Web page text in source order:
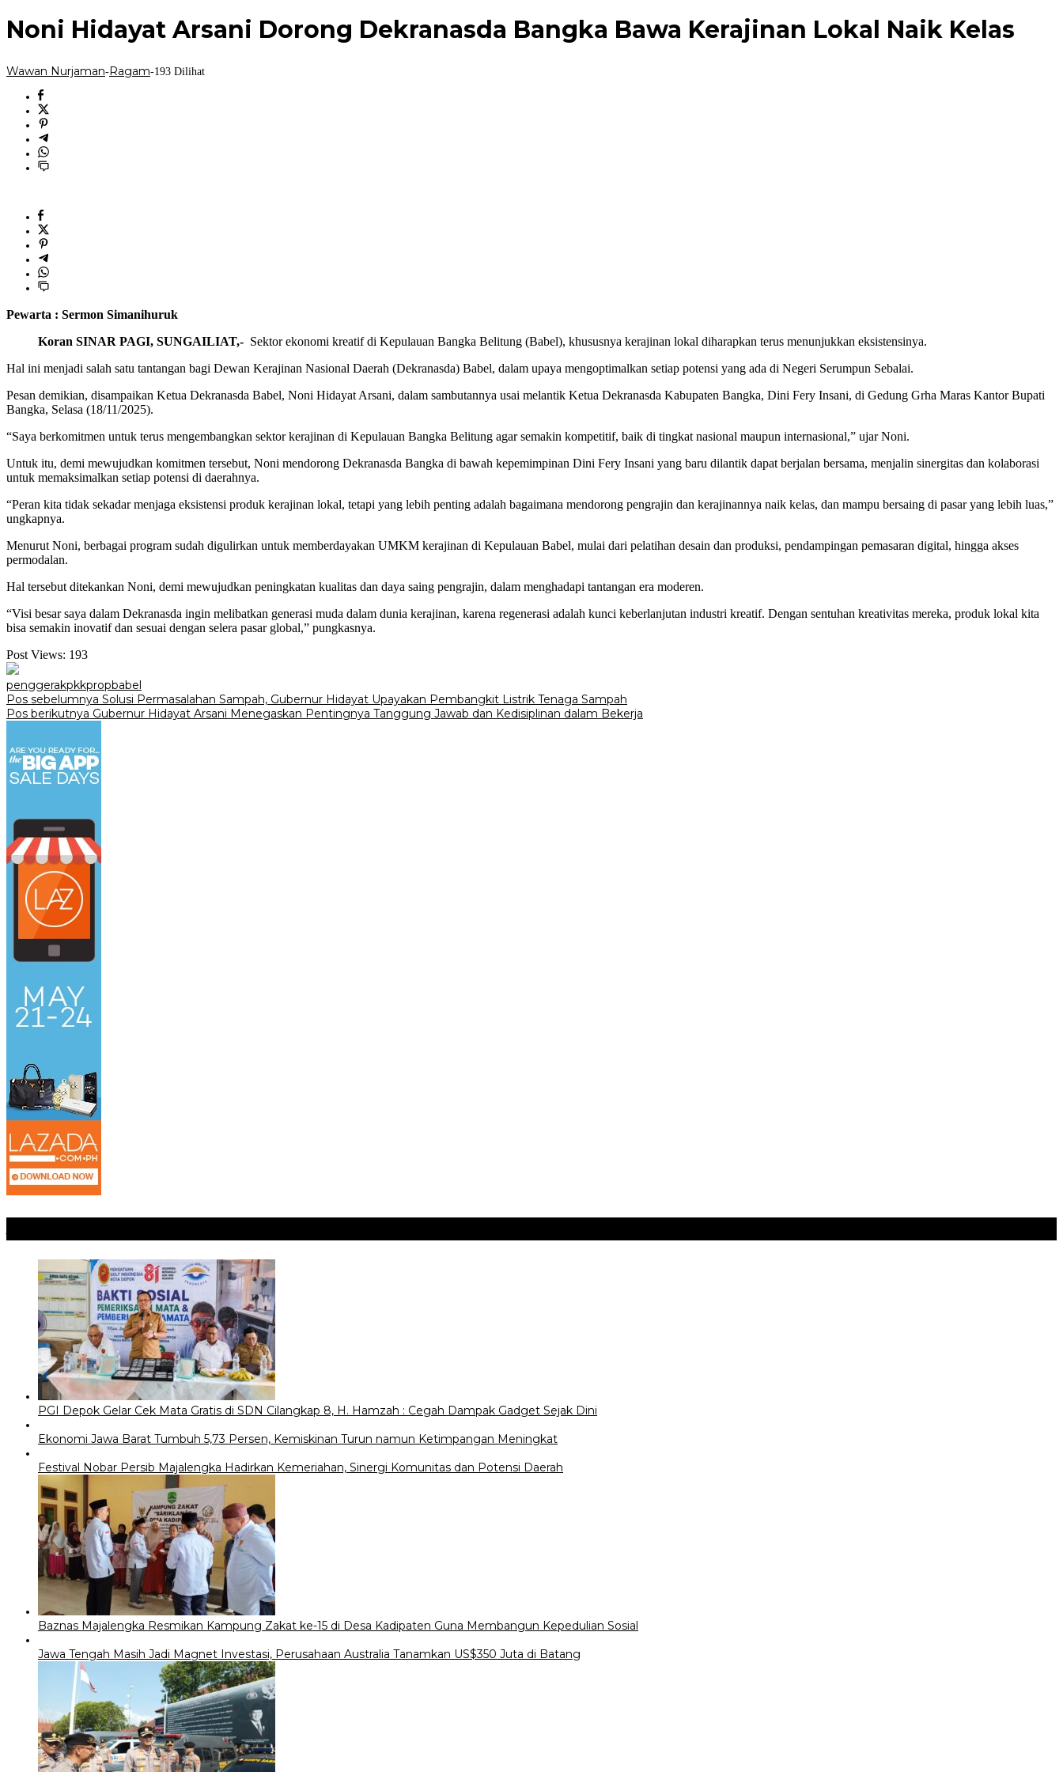
Noni Hidayat Arsani Dorong Dekranasda Bangka Bawa Kerajinan Lokal Naik Kelas
Wawan Nurjaman-Ragam-193 Dilihat
Pewarta : Sermon Simanihuruk
Koran SINAR PAGI, SUNGAILIAT,- Sektor ekonomi kreatif di Kepulauan Bangka Belitung (Babel), khususnya kerajinan lokal diharapkan terus menunjukkan eksistensinya.
Hal ini menjadi salah satu tantangan bagi Dewan Kerajinan Nasional Daerah (Dekranasda) Babel, dalam upaya mengoptimalkan setiap potensi yang ada di Negeri Serumpun Sebalai.
Pesan demikian, disampaikan Ketua Dekranasda Babel, Noni Hidayat Arsani, dalam sambutannya usai melantik Ketua Dekranasda Kabupaten Bangka, Dini Fery Insani, di Gedung Grha Maras Kantor Bupati
Bangka, Selasa (18/11/2025).
“Saya berkomitmen untuk terus mengembangkan sektor kerajinan di Kepulauan Bangka Belitung agar semakin kompetitif, baik di tingkat nasional maupun internasional,” ujar Noni.
Untuk itu, demi mewujudkan komitmen tersebut, Noni mendorong Dekranasda Bangka di bawah kepemimpinan Dini Fery Insani yang baru dilantik dapat berjalan bersama, menjalin sinergitas dan kolaborasi
untuk memaksimalkan setiap potensi di daerahnya.
“Peran kita tidak sekadar menjaga eksistensi produk kerajinan lokal, tetapi yang lebih penting adalah bagaimana mendorong pengrajin dan kerajinannya naik kelas, dan mampu bersaing di pasar yang lebih luas,”
ungkapnya.
Menurut Noni, berbagai program sudah digulirkan untuk memberdayakan UMKM kerajinan di Kepulauan Babel, mulai dari pelatihan desain dan produksi, pendampingan pemasaran digital, hingga akses
permodalan.
Hal tersebut ditekankan Noni, demi mewujudkan peningkatan kualitas dan daya saing pengrajin, dalam menghadapi tantangan era moderen.
“Visi besar saya dalam Dekranasda ingin melibatkan generasi muda dalam dunia kerajinan, karena regenerasi adalah kunci keberlanjutan industri kreatif. Dengan sentuhan kreativitas mereka, produk lokal kita
bisa semakin inovatif dan sesuai dengan selera pasar global,” pungkasnya.
Post Views: 193
penggerakpkkpropbabel
Navigasi
pos
Pos sebelumnya Solusi Permasalahan Sampah, Gubernur Hidayat Upayakan Pembangkit Listrik Tenaga Sampah
Pos berikutnya Gubernur Hidayat Arsani Menegaskan Pentingnya Tanggung Jawab dan Kedisiplinan dalam Bekerja
PGI Depok Gelar Cek Mata Gratis di SDN Cilangkap 8, H. Hamzah : Cegah Dampak Gadget Sejak Dini
Ekonomi Jawa Barat Tumbuh 5,73 Persen, Kemiskinan Turun namun Ketimpangan Meningkat
Festival Nobar Persib Majalengka Hadirkan Kemeriahan, Sinergi Komunitas dan Potensi Daerah
Baznas Majalengka Resmikan Kampung Zakat ke-15 di Desa Kadipaten Guna Membangun Kepedulian Sosial
Jawa Tengah Masih Jadi Magnet Investasi, Perusahaan Australia Tanamkan US$350 Juta di Batang